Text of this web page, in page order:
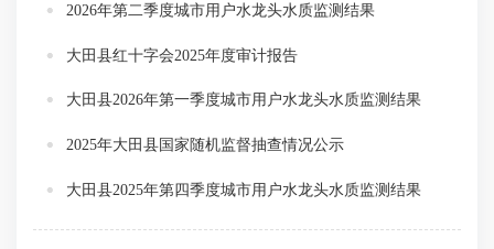
2026年第二季度城市用户水龙头水质监测结果
大田县红十字会2025年度审计报告
大田县2026年第一季度城市用户水龙头水质监测结果
2025年大田县国家随机监督抽查情况公示
大田县2025年第四季度城市用户水龙头水质监测结果